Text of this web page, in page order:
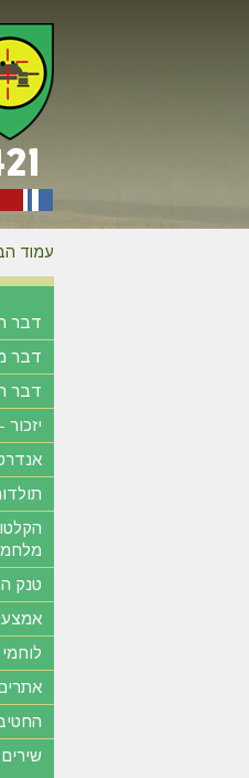
עמוד
דבר
דבר
דבר
יזכור
טנק
שירים